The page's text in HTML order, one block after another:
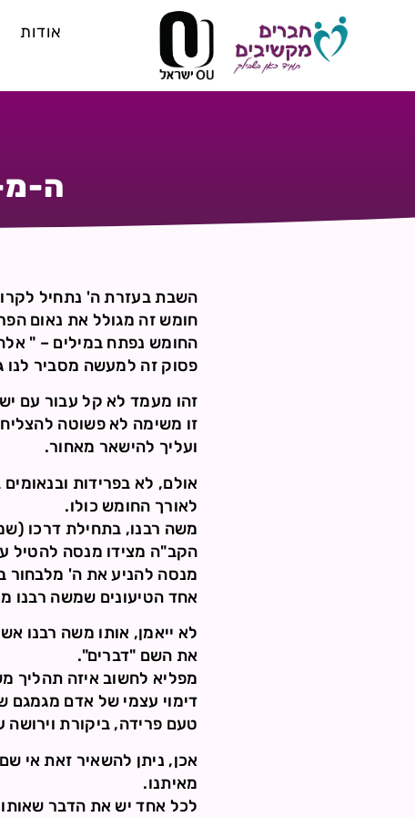
אודות
ה-
השבת בעזרת ה' נתחיל
חומש זה מגולל את נאום
החומש נפתח במילים – "
פסוק זה למעשה מסביר לנו
זהו מעמד לא קל עבור עם
זו משימה לא פשוטה
ועליך להישאר מאחור.
אולם, לא בפרידות
לאורך החומש כולו.
משה רבנו, בתחילת דרכו
הקב"ה מצידו מנסה להטיל
מנסה להניע את ה' מלבחור
אחד הטיעונים שמשה רבנו
לא ייאמן, אותו משה רבנו
את השם "דברים".
מפליא לחשוב איזה תהליך
דימוי עצמי של אדם מגמגם
טעם פרידה, ביקורת
אכן, ניתן להשאיר זאת אי
מאיתנו.
לכל אחד יש את הדבר שאותו